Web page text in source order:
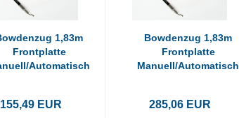
1,83m
Frontplatte
Automatisch
155,49 EUR
Bowdenzug 1,83m
Frontplatte
Manuell/Automatisch
285,06 EUR